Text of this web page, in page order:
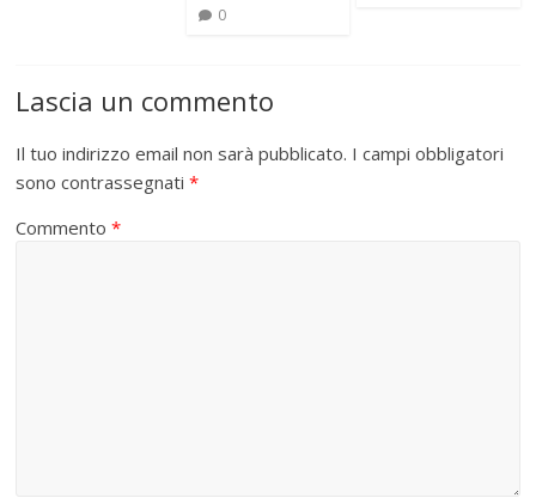
0
Lascia un commento
Il tuo indirizzo email non sarà pubblicato. I campi obbligatori
sono contrassegnati*
Commento*